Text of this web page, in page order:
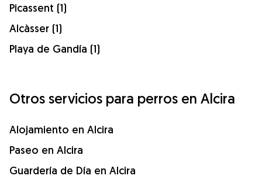
Picassent (1)
Alcàsser (1)
Playa de Gandía (1)
Otros servicios para perros en Alcira
Alojamiento en Alcira
Paseo en Alcira
Guardería de Día en Alcira